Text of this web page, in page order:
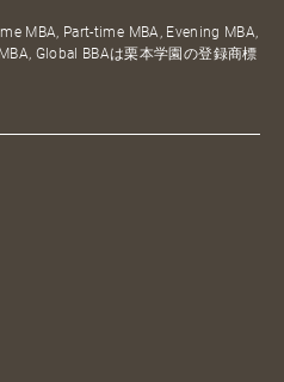
MBA, Part-time MBA, Evening MBA,
Global BBAは栗本学園の登録商標